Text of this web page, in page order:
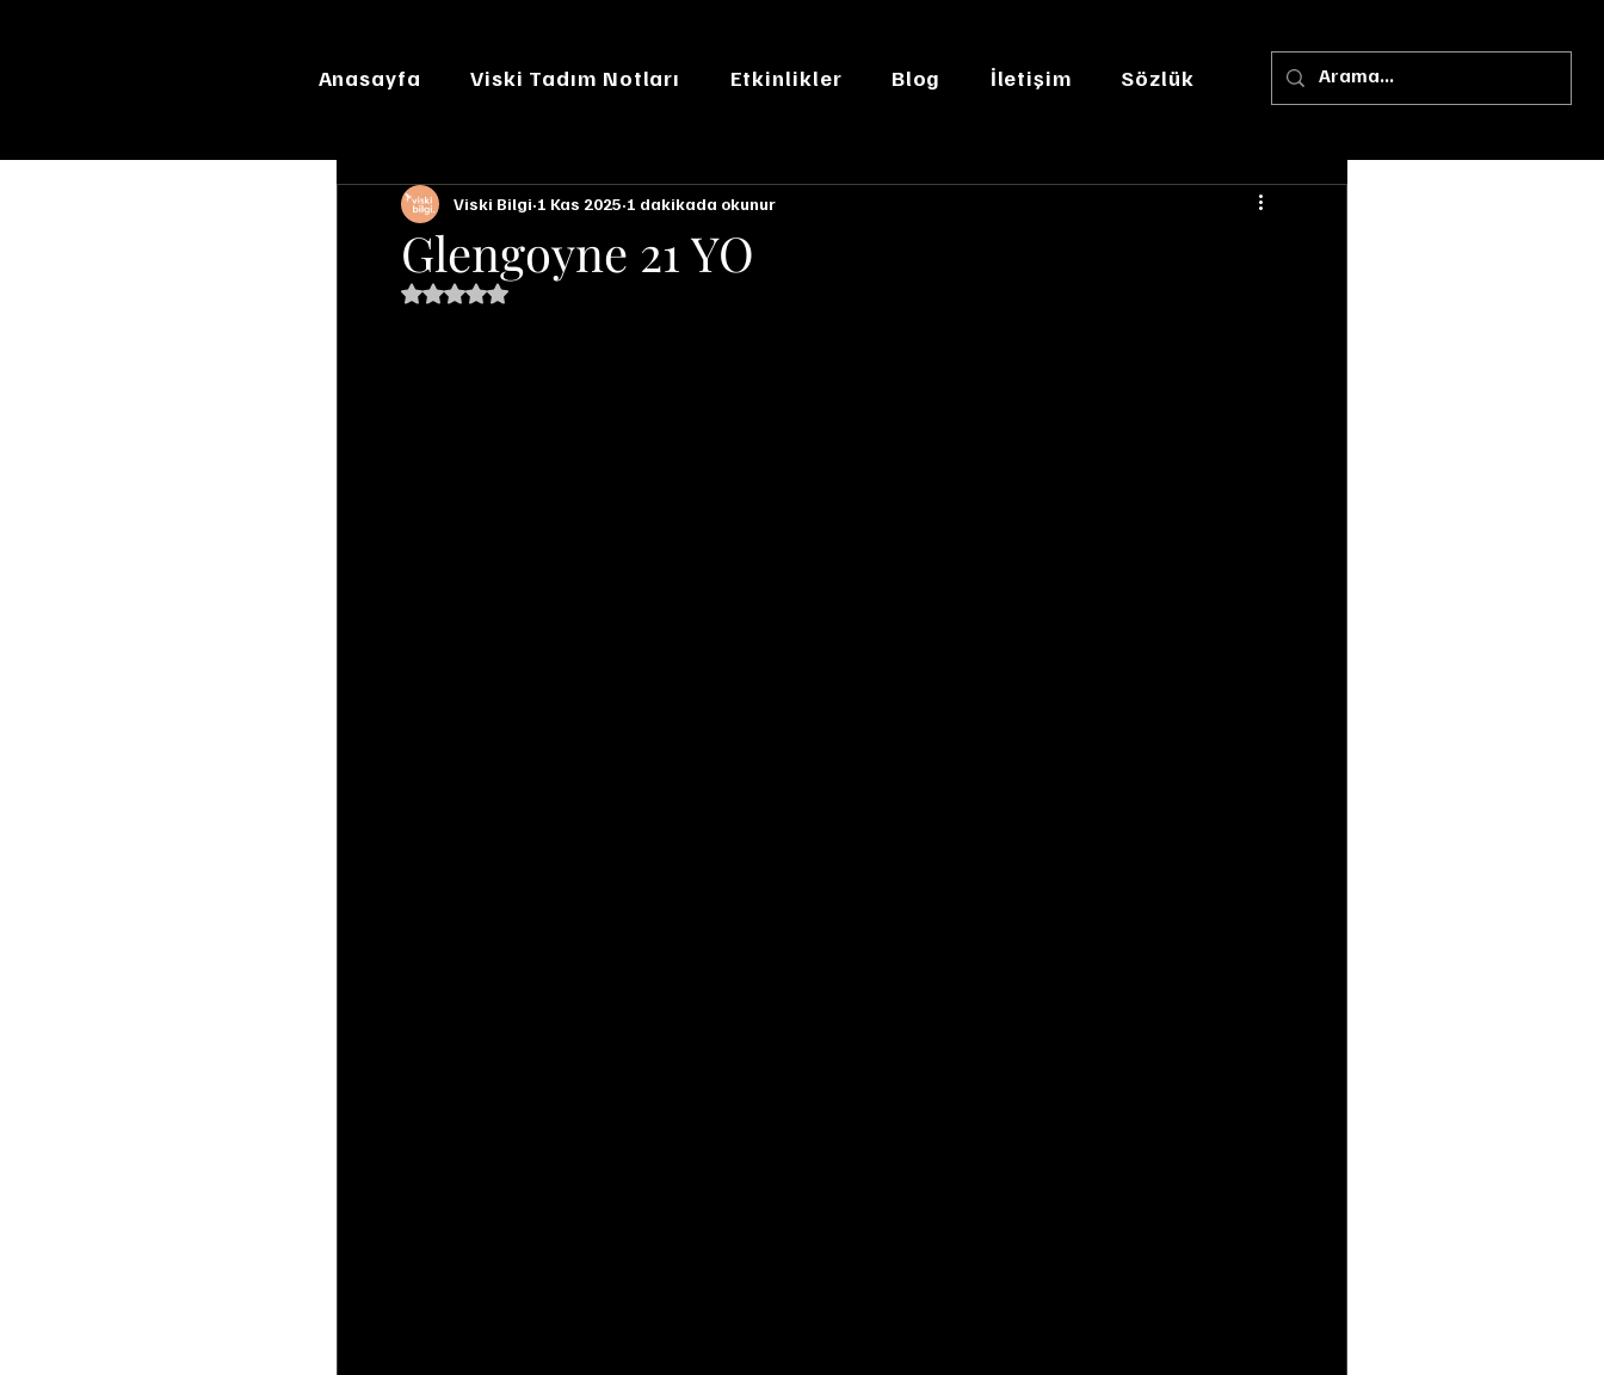
Anasayfa Viski Tadım Notları Etkinlikler Blog İletişim Sözlük
Glengoyne 21 YO
Viski Bilgi 1 Kas 2025 1 dakikada okunur
5 üzerinden NaN yıldız